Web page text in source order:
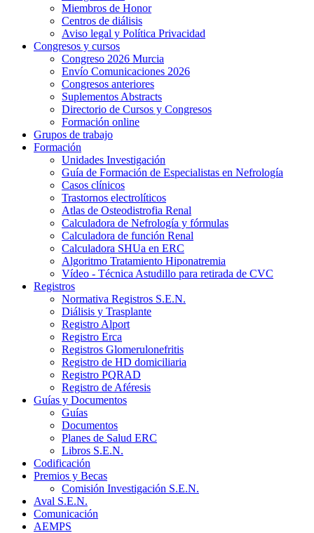
Miembros de Honor
Centros de diálisis
Aviso legal y Política Privacidad
Congresos y cursos
Congreso 2026 Murcia
Envío Comunicaciones 2026
Congresos anteriores
Suplementos Abstracts
Directorio de Cursos y Congresos
Formación online
Grupos de trabajo
Formación
Unidades Investigación
Guía de Formación de Especialistas en Nefrología
Casos clínicos
Trastornos electrolíticos
Atlas de Osteodistrofia Renal
Calculadora de Nefrología y fórmulas
Calculadora de función Renal
Calculadora SHUa en ERC
Algoritmo Tratamiento Hiponatremia
Vídeo - Técnica Astudillo para retirada de CVC
Registros
Normativa Registros S.E.N.
Diálisis y Trasplante
Registro Alport
Registro Erca
Registros Glomerulonefritis
Registro de HD domiciliaria
Registro PQRAD
Registro de Aféresis
Guías y Documentos
Guías
Documentos
Planes de Salud ERC
Libros S.E.N.
Codificación
Premios y Becas
Comisión Investigación S.E.N.
Aval S.E.N.
Comunicación
AEMPS